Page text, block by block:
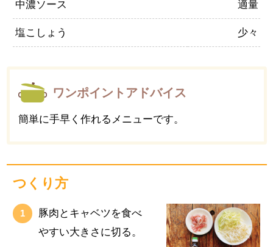
中濃ソース 適量
塩こしょう 少々
ワンポイントアドバイス
簡単に手早く作れるメニューです。
つくり方
豚肉とキャベツを食べ
やすい大きさに切る。